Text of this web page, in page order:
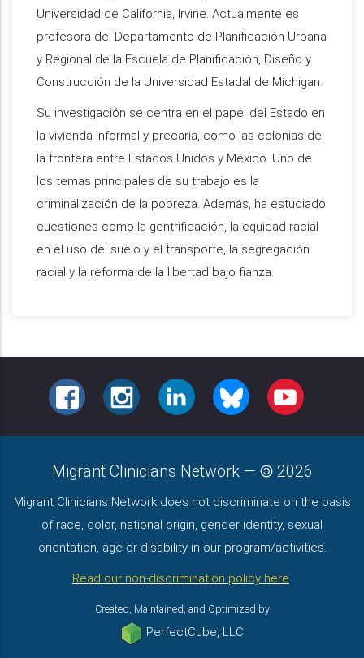
Universidad de California, Irvine. Actualmente es
profesora del Departamento de Planificación Urbana
y Regional de la Escuela de Planificación, Diseño y
Construcción de la Universidad Estadal de Míchigan.
Su investigación se centra en el papel del Estado en
la vivienda informal y precaria, como las colonias de
la frontera entre Estados Unidos y México. Uno de
los temas principales de su trabajo es la
criminalización de la pobreza. Además, ha estudiado
cuestiones como la gentrificación, la equidad racial
en el uso del suelo y el transporte, la segregación
racial y la reforma de la libertad bajo fianza.
FACEBOOKINSTAGRAMLINKEDIN BLUESKY YOUTUBE
Migrant Clinicians Network — 2026
Migrant Clinicians Network does not discriminate on the basis
of race, color, national origin, gender identity, sexual
orientation, age or disability in our program/activities.
Read our non-discrimination policy here.
Created, Maintained, and Optimized by
PerfectCube, LLC